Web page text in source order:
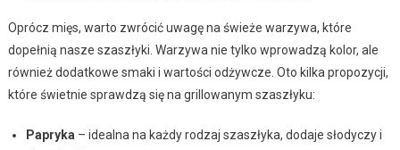
Oprócz mięs, warto zwrócić uwagę na świeże warzywa, które
dopełnią nasze szaszłyki. Warzywa nie tylko wprowadzą kolor, ale
również dodatkowe smaki i wartości odżywcze. Oto kilka propozycji,
które świetnie sprawdzą się na grillowanym szaszłyku:
Papryka – idealna na każdy rodzaj szaszłyka, dodaje słodyczy i